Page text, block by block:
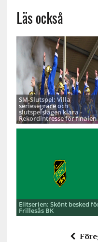
Läs också
SM-Slutspel: Villa
seriesegrare och
slutspelslagen klara -
Rekordintresse för finalen
Elitserien: Skönt besked
Frillesås BK